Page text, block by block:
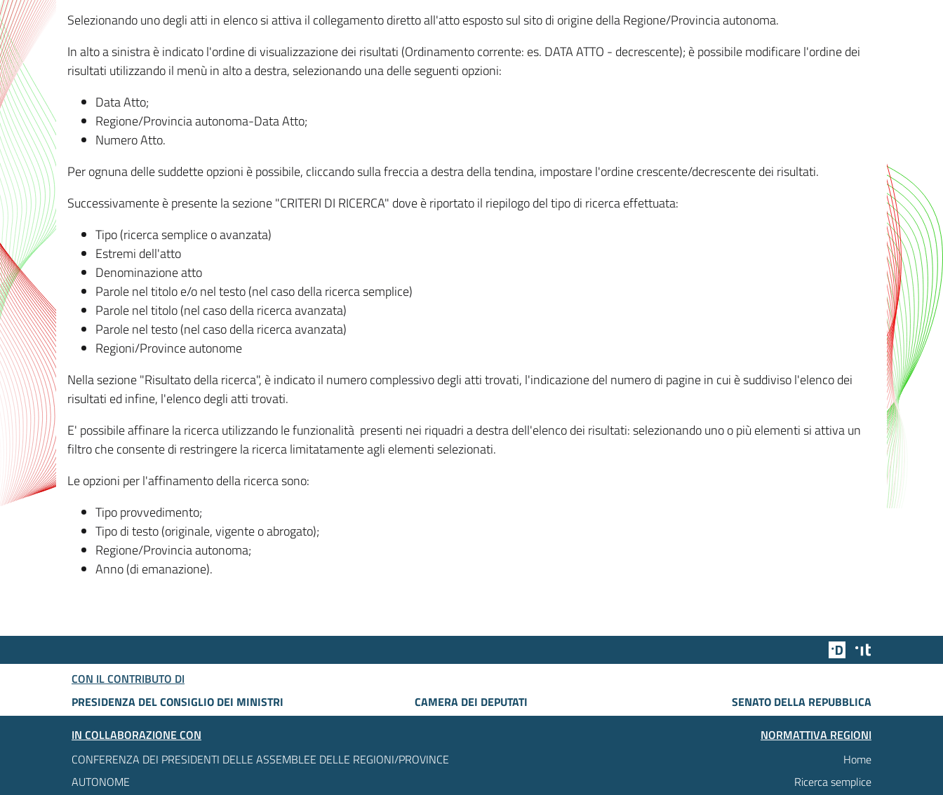
Selezionando uno degli atti in elenco si attiva il collegamento diretto all'atto esposto sul sito di origine della Regione/Provincia autonoma.
In alto a sinistra è indicato l'ordine di visualizzazione dei risultati (Ordinamento corrente: es. DATA ATTO - decrescente); è possibile modificare l'ordine dei
risultati utilizzando il menù in alto a destra, selezionando una delle seguenti opzioni:
Data Atto;
Regione/Provincia autonoma-Data Atto;
Numero Atto.
Per ognuna delle suddette opzioni è possibile, cliccando sulla freccia a destra della tendina, impostare l'ordine crescente/decrescente dei risultati.
Successivamente è presente la sezione "CRITERI DI RICERCA" dove è riportato il riepilogo del tipo di ricerca effettuata:
Tipo (ricerca semplice o avanzata)
Estremi dell'atto
Denominazione atto
Parole nel titolo e/o nel testo (nel caso della ricerca semplice)
Parole nel titolo (nel caso della ricerca avanzata)
Parole nel testo (nel caso della ricerca avanzata)
Regioni/Province autonome
Nella sezione "Risultato della ricerca", è indicato il numero complessivo degli atti trovati, l'indicazione del numero di pagine in cui è suddiviso l'elenco dei
risultati ed infine, l'elenco degli atti trovati.
E' possibile affinare la ricerca utilizzando le funzionalità presenti nei riquadri a destra dell'elenco dei risultati: selezionando uno o più elementi si attiva un
filtro che consente di restringere la ricerca limitatamente agli elementi selezionati.
Le opzioni per l'affinamento della ricerca sono:
Tipo provvedimento;
Tipo di testo (originale, vigente o abrogato);
Regione/Provincia autonoma;
Anno (di emanazione).
Team Digitale
CON IL CONTRIBUTO DI
PRESIDENZA DEL CONSIGLIO DEI MINISTRI
CAMERA DEI DEPUTATI
SENATO DELLA REPUBBLICA
IN COLLABORAZIONE CON
CONFERENZA DEI PRESIDENTI DELLE ASSEMBLEE DELLE REGIONI/PROVINCE
AUTONOME
NORMATTIVA REGIONI
Home
Ricerca semplice